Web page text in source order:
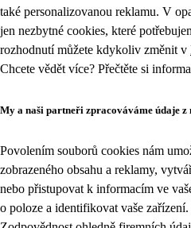
také personalizovanou reklamu. V
jen nezbytné cookies, které
rozhodnutí můžete kdykoliv změnit v
Chcete vědět více? Přečtěte si
My a naši partneři zpracováváme údaje z
Povolením souborů cookies nám
zobrazeného obsahu a reklamy,
nebo přistupovat k informacím ve
o poloze a identifikovat vaše zařízení.